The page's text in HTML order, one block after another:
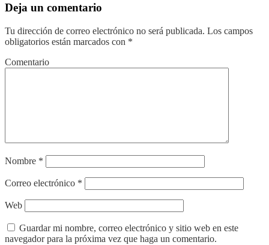
Deja un comentario
Tu dirección de correo electrónico no será publicada. Los campos
obligatorios están marcados con *
Comentario
Nombre *
Correo electrónico *
Web
Guardar mi nombre, correo electrónico y sitio web en este
navegador para la próxima vez que haga un comentario.